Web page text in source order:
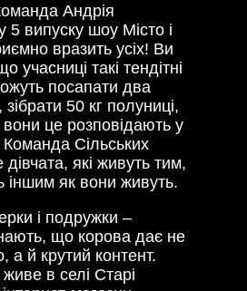
Андрія
випуску шоу Місто і
вразить усіх! Ви
учасниці такі тендітні
посапати два
50 кг полуниці,
вони це розповідають у
Команда Сільських
які живуть тим,
іншим як вони живуть.
і подружки –
що корова дає не
а й крутий контент.
в селі Старі